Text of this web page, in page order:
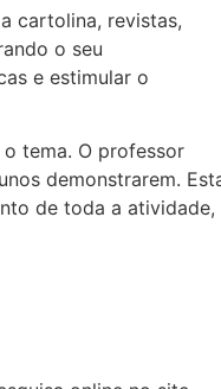
cartolina, revistas,
o seu
e estimular o
tema. O professor
demonstrarem.
de toda a atividade,